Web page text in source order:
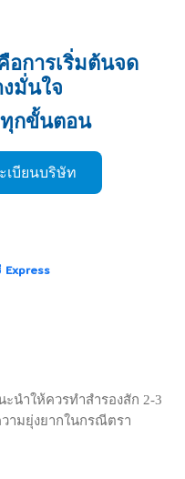
การเริ่มต้นจด
มั่นใจ
กขั้นตอน
เบียนบริษัท
Express
นำให้ควรทำสำรองสัก 2-3
ามยุ่งยากในกรณีตรา
ารทำบัญชีการตรวจสอบ
ระสงค์ของธุรกิจเพื่อ
แนะนำเกี่ยวกับด้านบัญชี
คัดหนังสือรับรอง
ร์ ถ.คลองถนน ต.บางแม่